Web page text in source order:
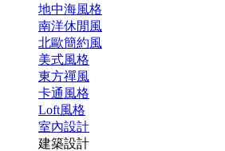
地中海風格
南洋休閒風
北歐簡約風
美式風格
東方禪風
卡通風格
Loft風格
室內設計
建築設計